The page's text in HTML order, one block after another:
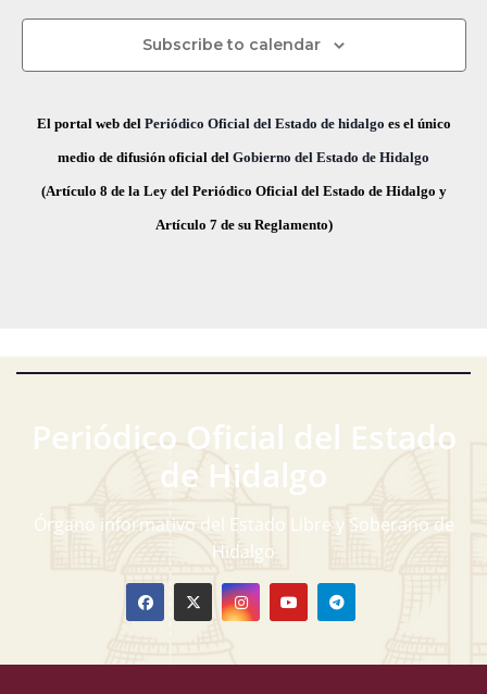
Subscribe to calendar
El portal web del Periódico Oficial del Estado de hidalgo es el único
medio de difusión oficial del Gobierno del Estado de Hidalgo
(Artículo 8 de la Ley del Periódico Oficial del Estado de Hidalgo y
Artículo 7 de su Reglamento)
Periódico Oficial del Estado
de Hidalgo
Órgano informativo del Estado Libre y Soberano de
Hidalgo